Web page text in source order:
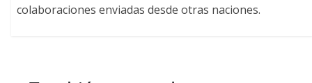
colaboraciones enviadas desde otras naciones.